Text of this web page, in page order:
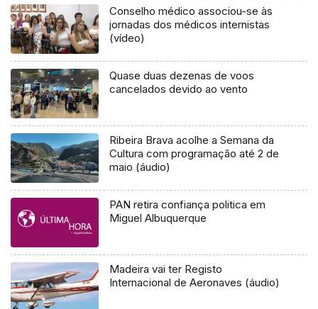
Conselho médico associou-se às
jornadas dos médicos internistas
(vídeo)
Quase duas dezenas de voos
cancelados devido ao vento
Ribeira Brava acolhe a Semana da
Cultura com programação até 2 de
maio (áudio)
PAN retira confiança politica em
Miguel Albuquerque
Madeira vai ter Registo
Internacional de Aeronaves (áudio)